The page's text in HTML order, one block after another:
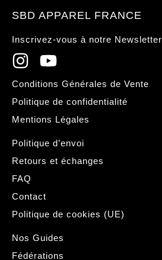
SBD APPAREL FRANCE
Inscrivez-vous à notre Newsletter
Conditions Générales de Vente
Politique de confidentialité
Mentions Légales
Politique d’envoi
Retours et échanges
FAQ
Contact
Politique de cookies (UE)
Nos Guides
Fédérations